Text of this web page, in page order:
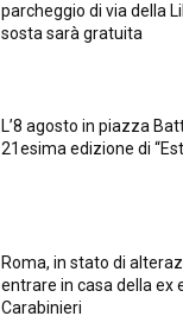
parcheggio di via della
sosta sarà gratuita
L’8 agosto in piazza
21esima edizione di
Roma, in stato di
entrare in casa della ex
Carabinieri